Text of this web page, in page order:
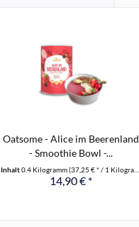
Oatsome - Alice im Beerenland
- Smoothie Bowl -...
Inhalt0.4 Kilogramm(37,25 € * / 1 Kilogramm)
14,90 € *